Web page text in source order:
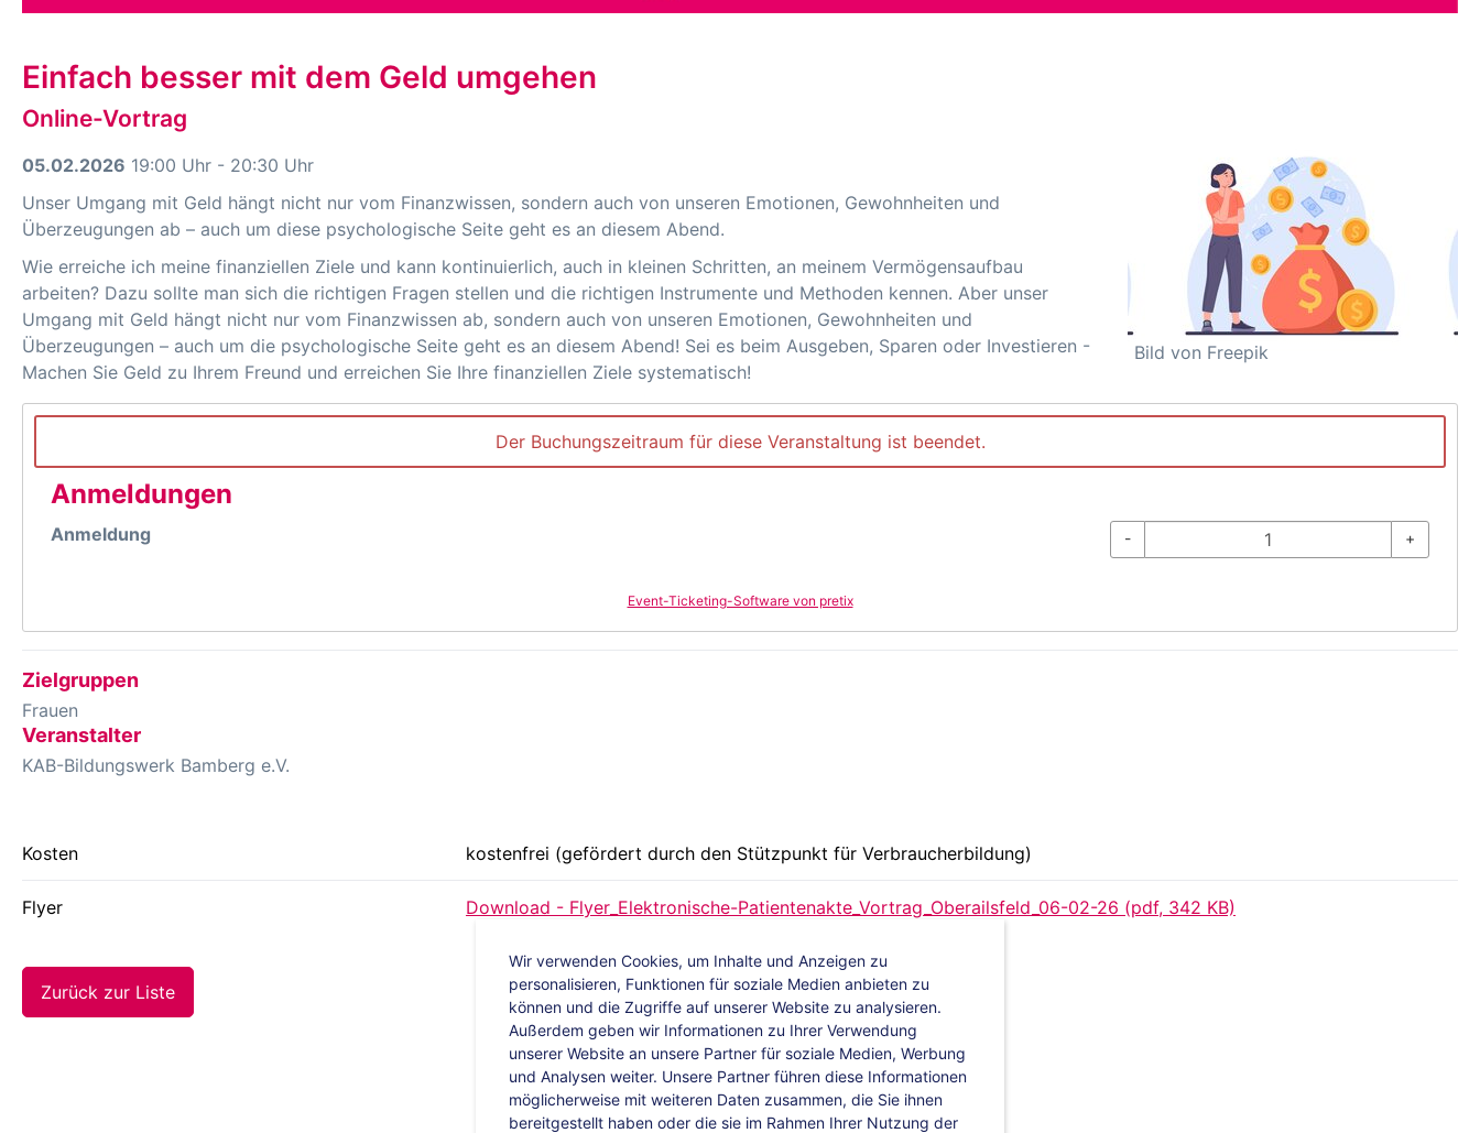
Einfach besser mit dem Geld umgehen
Bild von Freepik
Online-Vortrag
05.02.2026 19:00 Uhr - 20:30 Uhr
Unser Umgang mit Geld hängt nicht nur vom Finanzwissen, sondern auch von unseren Emotionen, Gewohnheiten und
Überzeugungen ab – auch um diese psychologische Seite geht es an diesem Abend.
Wie erreiche ich meine finanziellen Ziele und kann kontinuierlich, auch in kleinen Schritten, an meinem Vermögensaufbau
arbeiten? Dazu sollte man sich die richtigen Fragen stellen und die richtigen Instrumente und Methoden kennen. Aber unser
Umgang mit Geld hängt nicht nur vom Finanzwissen ab, sondern auch von unseren Emotionen, Gewohnheiten und
Überzeugungen – auch um die psychologische Seite geht es an diesem Abend! Sei es beim Ausgeben, Sparen oder Investieren -
Machen Sie Geld zu Ihrem Freund und erreichen Sie Ihre finanziellen Ziele systematisch!
Der Buchungszeitraum für diese Veranstaltung ist beendet.
Anmeldungen
Anmeldung - +
Event-Ticketing-Software von pretix
Zielgruppen
Frauen
Veranstalter
KAB-Bildungswerk Bamberg e.V.
Kosten kostenfrei (gefördert durch den Stützpunkt für Verbraucherbildung)
Flyer Download - Flyer_Elektronische-Patientenakte_Vortrag_Oberailsfeld_06-02-26 (pdf, 342 KB)
Zurück zur Liste
Wir verwenden Cookies, um Inhalte und Anzeigen zu
personalisieren, Funktionen für soziale Medien anbieten zu
können und die Zugriffe auf unserer Website zu analysieren.
Außerdem geben wir Informationen zu Ihrer Verwendung
unserer Website an unsere Partner für soziale Medien, Werbung
und Analysen weiter. Unsere Partner führen diese Informationen
möglicherweise mit weiteren Daten zusammen, die Sie ihnen
bereitgestellt haben oder die sie im Rahmen Ihrer Nutzung der